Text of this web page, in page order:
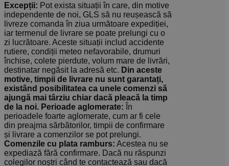
Excepții: Pot exista situații în care, din motive
independente de noi, GLS să nu reușească să
livreze comanda în ziua următoare expediției,
iar termenul de livrare se poate prelungi cu o
zi lucrătoare. Aceste situații includ accidente
rutiere, condiții meteo nefavorabile, drumuri
închise, colete pierdute, volum mare de livrări,
destinatar negăsit la adresă etc. Din aceste
motive, timpii de livrare nu sunt garantați,
existând posibilitatea ca unele comenzi să
ajungă mai târziu chiar dacă pleacă la timp
de la noi. Perioade aglomerate: În
perioadele foarte aglomerate, cum ar fi cele
din preajma sărbătorilor, timpii de confirmare
și livrare a comenzilor se pot prelungi.
Comenzile cu plata ramburs: Acestea nu se
expediază fără confirmare. Dacă nu răspunzi
colegilor noștri când te contactează sau dacă